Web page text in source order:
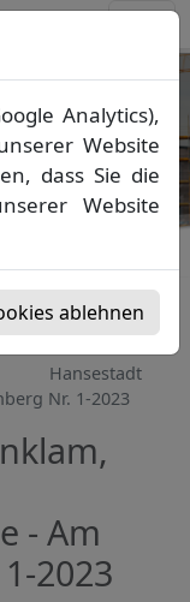
in
▪
und
Hansestadt
Nr. 1-2023
- Am
2023
Analytics),
Website
dass Sie die
Website
ablehnen